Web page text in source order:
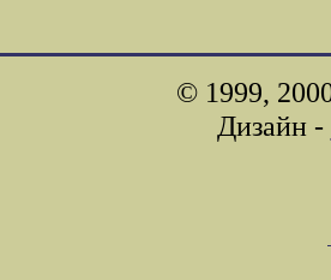
© 1999,
Дизайн -